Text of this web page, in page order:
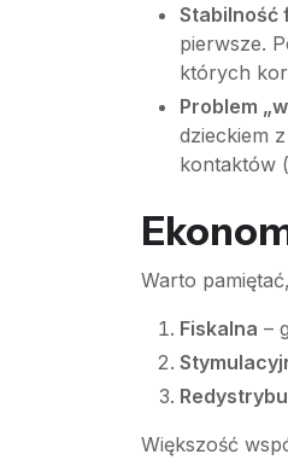
Stabilność
pierwsze.
których
Problem
dzieckiem
kontaktów
Warto
Fiskalna –
Większość